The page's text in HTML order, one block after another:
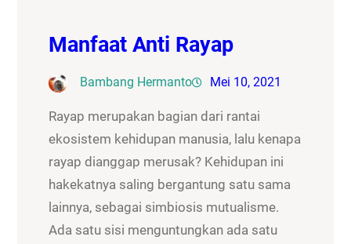
Manfaat Anti Rayap
Bambang Hermanto Mei 10, 2021
Rayap merupakan bagian dari rantai
ekosistem kehidupan manusia, lalu kenapa
rayap dianggap merusak? Kehidupan ini
hakekatnya saling bergantung satu sama
lainnya, sebagai simbiosis mutualisme.
Ada satu sisi menguntungkan ada satu